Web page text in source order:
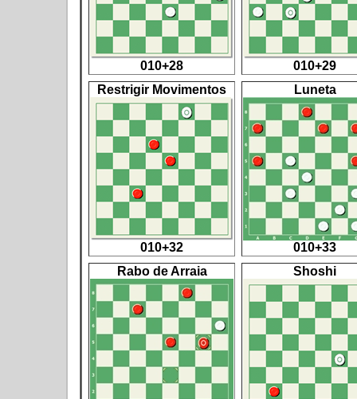
010+28
010+29
Restrigir Movimentos
010+32
Luneta
010+33
Rabo de Arraia
Shoshi